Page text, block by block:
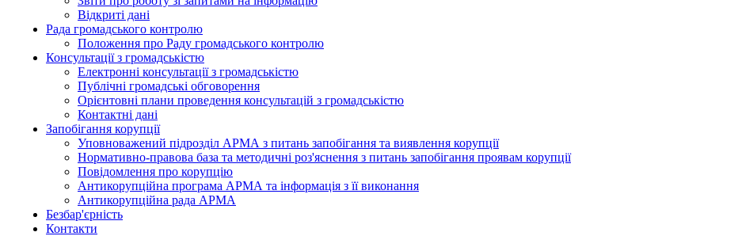
Відкриті дані
Рада громадського контролю
Положення про Раду громадського контролю
Консультації з громадськістю
Електронні консультації з громадськістю
Публічні громадські обговорення
Орієнтовні плани проведення консультацій з громадськістю
Контактні дані
Запобігання корупції
Уповноважений підрозділ АРМА з питань запобігання та виявлення корупції
Нормативно-правова база та методичні роз'яснення з питань запобігання проявам корупції
Повідомлення про корупцію
Антикорупційна програма АРМА та інформація з її виконання
Антикорупційна рада АРМА
Безбар'єрність
Контакти